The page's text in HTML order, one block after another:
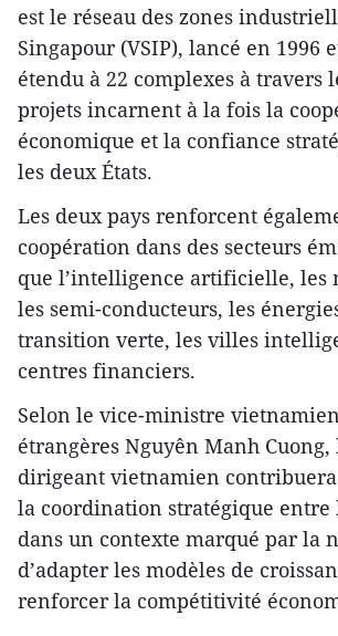
est le réseau des zones
Singapour (VSIP), lancé en 1996
étendu à 22 complexes à travers
projets incarnent à la fois la
économique et la confiance
les deux États.
Les deux pays renforcent
coopération dans des secteurs
que l’intelligence artificielle, les
les semi-conducteurs, les
transition verte, les villes
centres financiers.
Selon le vice-ministre
étrangères Nguyên Manh
dirigeant vietnamien
la coordination stratégique entre
dans un contexte marqué par la
d’adapter les modèles de
renforcer la compétitivité